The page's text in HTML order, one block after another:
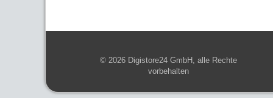
© 2026 Digistore24 GmbH, alle Rechte
vorbehalten